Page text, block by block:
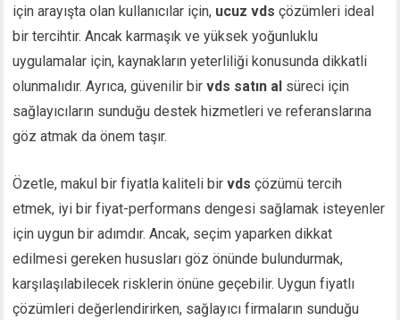
için arayışta olan kullanıcılar için, ucuz vds çözümleri ideal
bir tercihtir. Ancak karmaşık ve yüksek yoğunluklu
uygulamalar için, kaynakların yeterliliği konusunda dikkatli
olunmalıdır. Ayrıca, güvenilir birvds satın al süreci için
sağlayıcıların sunduğu destek hizmetleri ve referanslarına
göz atmak da önem taşır.
Özetle, makul bir fiyatla kaliteli birvds çözümü tercih
etmek, iyi bir fiyat-performans dengesi sağlamak isteyenler
için uygun bir adımdır. Ancak, seçim yaparken dikkat
edilmesi gereken hususları göz önünde bulundurmak,
karşılaşılabilecek risklerin önüne geçebilir. Uygun fiyatlı
çözümleri değerlendirirken, sağlayıcı firmaların sunduğu